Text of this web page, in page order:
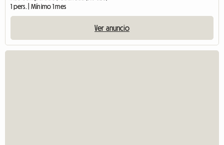
1 pers. | Mínimo 1 mes
Ver anuncio